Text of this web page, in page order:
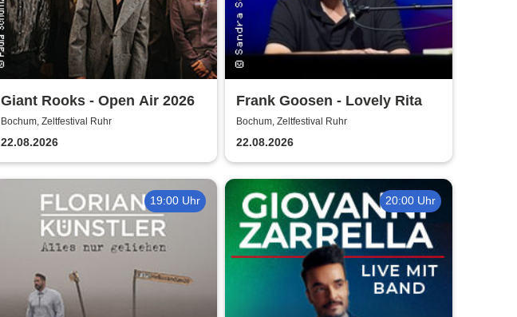
Giant Rooks - Open Air 2026
Bochum, Zeltfestival Ruhr
22.08.2026
Frank Goosen - Lovely Rita
Bochum, Zeltfestival Ruhr
22.08.2026
19:00 Uhr 20:00 Uhr